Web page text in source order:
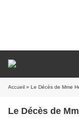
Accueil » Le Décès de Mme
Le Décès de